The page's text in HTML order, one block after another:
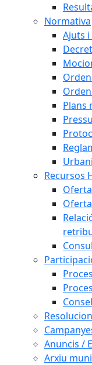
Normativa
Ajuts
Plans
Recursos
Anuncis /
Arxiu